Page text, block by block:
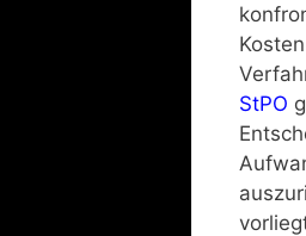
StPO